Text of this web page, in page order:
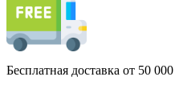
Бесплатная доставка от 50